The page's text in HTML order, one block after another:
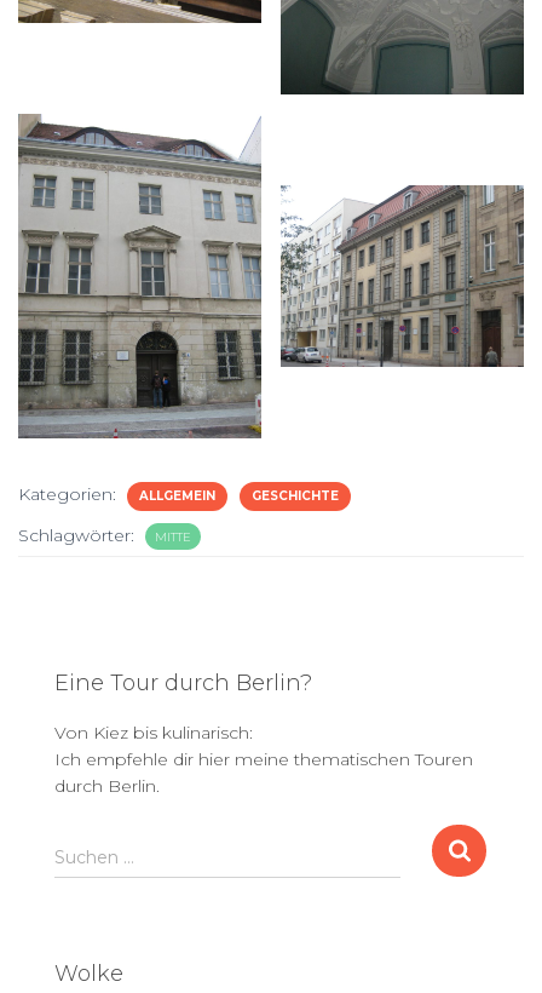
Kategorien: ALLGEMEIN GESCHICHTE
Schlagwörter: MITTE
Eine Tour durch Berlin?
Von Kiez bis kulinarisch:
Ich empfehle dir hier meine thematischen Touren
durch Berlin.
S
u
n
Suchen …
Wolke